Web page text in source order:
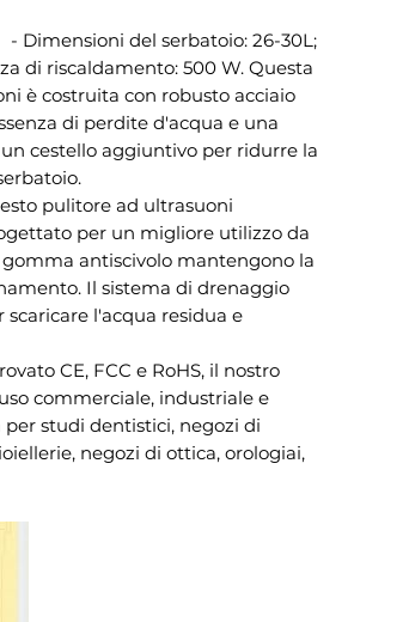
- Dimensioni del serbatoio: 26-30L;
di riscaldamento: 500 W. Questa
è costruita con robusto acciaio
di perdite d'acqua e una
cestello aggiuntivo per ridurre la
pulitore ad ultrasuoni
per un migliore utilizzo da
antiscivolo mantengono la
Il sistema di drenaggio
l'acqua residua e
CE, FCC e RoHS, il nostro
commerciale, industriale e
studi dentistici, negozi di
negozi di ottica, orologiai,